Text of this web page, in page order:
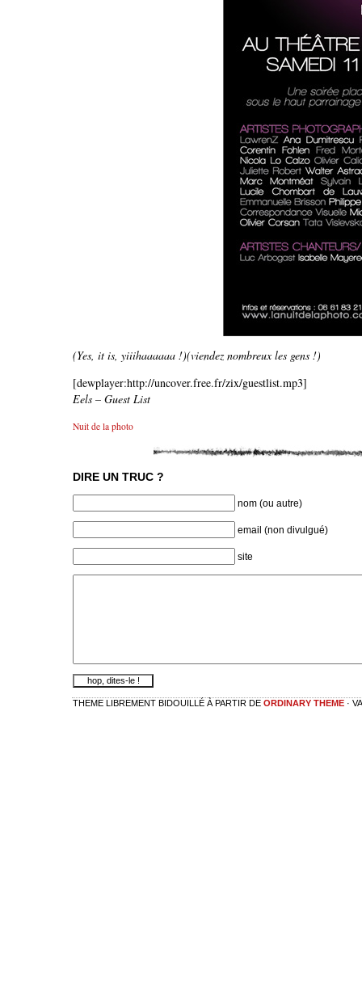
(Yes, it is, yiiihaaaaaa !)(viendez nombreux les gens !)
[dewplayer:http://uncover.free.fr/zix/guestlist.mp3]
Eels – Guest List
Nuit de la photo
DIRE UN TRUC ?
nom (ou autre)
email (non divulgué)
site
THEME LIBREMENT BIDOUILLÉ À PARTIR DE ORDINARY THEME ·